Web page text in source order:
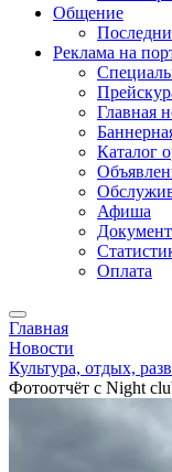
Общение
Реклама на
Главная
Каталог
Афиша
Оплата
Главная
Новости
Культура, отдых,
Фотоотчёт с Night